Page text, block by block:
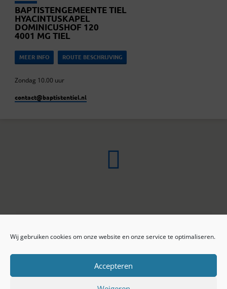
Wij gebruiken cookies om onze website en onze service te optimaliseren.
Accepteren
BAPTISTENGEMEENTE TIEL
HYACINTUSKAPEL
DOMINICUSHOF 120
4001 MG TIEL
MEER INFO ROUTE BESCHRIJVING
Zondag 10.00 uur
contact​@baptistentiel.nl
ONLINE ARCHIEF
Privacy beleid